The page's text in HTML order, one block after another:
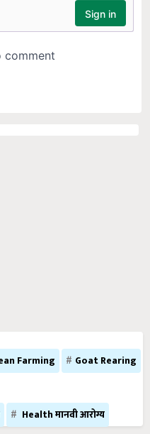
Farming
Goat Rearing
Health मानवी आरोग्य